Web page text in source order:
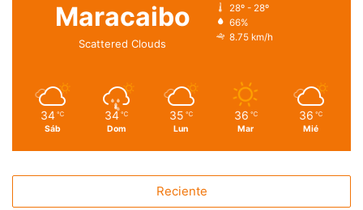
Maracaibo
Scattered Clouds
28º - 28º
66%
8.75 km/h
34 ℃
Sáb
34 ℃
Dom
35 ℃
Lun
36 ℃
Mar
36 ℃
Mié
Reciente